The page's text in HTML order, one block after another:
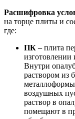
Расшифровка
на торце плиты и
где:
ПК – плита
изготовлении
Внутри
раствором из
воздушных
раствор в
помещают в